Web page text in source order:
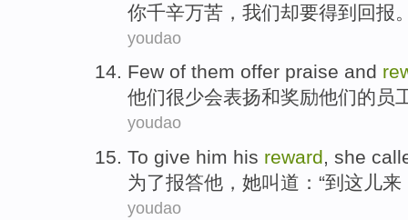
你千辛万苦 ， 我们却要得到 回报
youdao
Few of them offer praise and
他们很少会表扬和奖励他们的 员
youdao
To give him his reward, she
为了报答他 ， 她叫道 ：“到 这儿来
youdao